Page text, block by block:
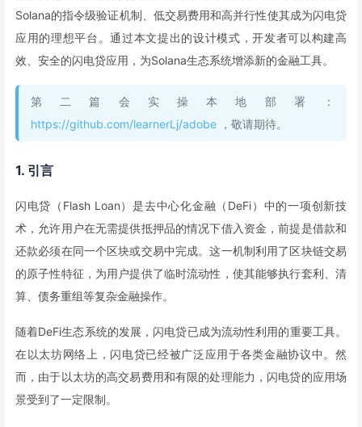
Solana的指令级验证机制、低交易费用和高并行性使其成为闪电贷
应用的理想平台。通过本文提出的设计模式，开发者可以构建高
效、安全的闪电贷应用，为Solana生态系统增添新的金融工具。
第二篇会实操本地部署：
https://github.com/learnerLj/adobe ，敬请期待。
1. 引言
闪电贷（Flash Loan）是去中心化金融（DeFi）中的一项创新技
术，允许用户在无需提供抵押品的情况下借入资金，前提是借款和
还款必须在同一个区块或交易中完成。这一机制利用了区块链交易
的原子性特征，为用户提供了临时流动性，使其能够执行套利、清
算、债务重组等复杂金融操作。
随着DeFi生态系统的发展，闪电贷已成为流动性利用的重要工具。
在以太坊网络上，闪电贷已经被广泛应用于各类金融协议中。然
而，由于以太坊的高交易费用和有限的处理能力，闪电贷的应用场
景受到了一定限制。